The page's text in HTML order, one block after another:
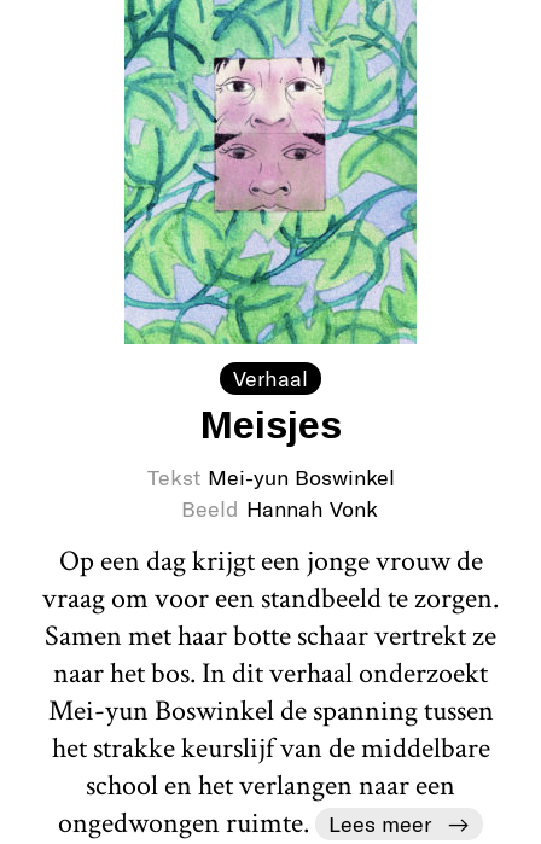
Verhaal
Meisjes
Tekst Mei-yun Boswinkel
Beeld Hannah Vonk
Op een dag krijgt een jonge vrouw de
vraag om voor een standbeeld te zorgen.
Samen met haar botte schaar vertrekt ze
naar het bos. In dit verhaal onderzoekt
Mei-yun Boswinkel de spanning tussen
het strakke keurslijf van de middelbare
school en het verlangen naar een
ongedwongen ruimte.
Lees meer